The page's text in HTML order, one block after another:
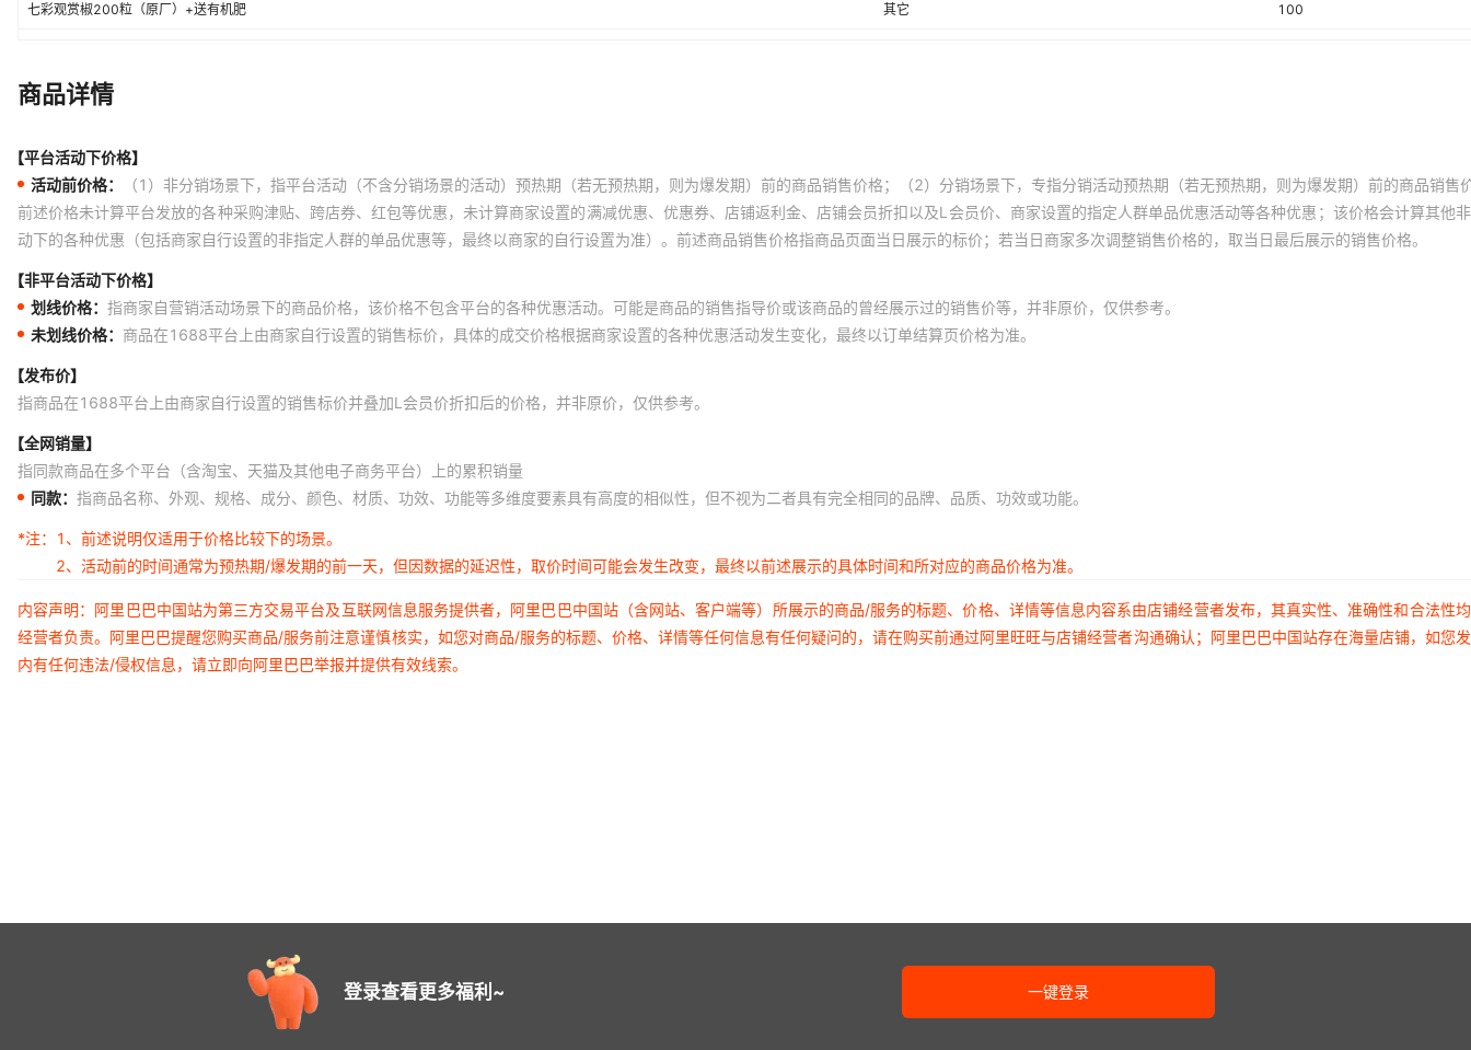
七彩观赏椒200粒（原厂）+送有机肥 其它 100
水果黄瓜约60粒（原厂）+送有机肥
芦笋多次采摘80粒（原厂）+送有机肥
绿贝贝种子15粒（原厂）+送有机肥 其它 100
紫苏种子1包3克（原厂）+送有机肥 其它 100
紫根韭菜约600粒（原厂）+送有机肥
黄秋葵种子5克（原厂）+送有机肥 其它
食用羽衣甘蓝100粒（原厂）+送有机肥
四季小香葱约1000粒（原厂）+送有机肥
香菜种子2000粒（原厂）+送有机肥
大叶空心菜约60粒（原厂）+送有机肥 其它
正品金玉兰菜种1包（原厂）+送有机肥
商品详情
【平台活动下价格】
活动前价格：
（1）非分销场景下，指平台活动（不含分销场景的活动）预热期（若无预热期，则为爆发期）前的商品销售价格；（2）分销场景下，专指分销活动预热期（若无预热期，则为爆发期）前的商品销售
前述价格未计算平台发放的各种采购津贴、跨店券、红包等优惠，未计算商家设置的满减优惠、优惠券、店铺返利金、店铺会员折扣以及L会员价、商家设置的指定人群单品优惠活动等各种优惠；该价格会计算其他
动下的各种优惠（包括商家自行设置的非指定人群的单品优惠等，最终以商家的自行设置为准）。前述商品销售价格指商品页面当日展示的标价；若当日商家多次调整销售价格的，取当日最后展示的销售价格。
【非平台活动下价格】
划线价格： 指商家自营销活动场景下的商品价格，该价格不包含平台的各种优惠活动。可能是商品的销售指导价或该商品的曾经展示过的销售价等，并非原价，仅供参考。
未划线价格： 商品在1688平台上由商家自行设置的销售标价，具体的成交价格根据商家设置的各种优惠活动发生变化，最终以订单结算页价格为准。
【发布价】
指商品在1688平台上由商家自行设置的销售标价并叠加L会员价折扣后的价格，并非原价，仅供参考。
【全网销量】
指同款商品在多个平台（含淘宝、天猫及其他电子商务平台）上的累积销量
同款： 指商品名称、外观、规格、成分、颜色、材质、功效、功能等多维度要素具有高度的相似性，但不视为二者具有完全相同的品牌、品质、功效或功能。
*注：
1、前述说明仅适用于价格比较下的场景。
2、活动前的时间通常为预热期/爆发期的前一天，但因数据的延迟性，取价时间可能会发生改变，最终以前述展示的具体时间和所对应的商品价格为准。
内容声明：阿里巴巴中国站为第三方交易平台及互联网信息服务提供者，阿里巴巴中国站（含网站、客户端等）所展示的商品/服务的标题、价格、详情等信息内容系由店铺经营者发布，其真实性、准确性和合法性
经营者负责。阿里巴巴提醒您购买商品/服务前注意谨慎核实，如您对商品/服务的标题、价格、详情等任何信息有任何疑问的，请在购买前通过阿里旺旺与店铺经营者沟通确认；阿里巴巴中国站存在海量店铺，如您
内有任何违法/侵权信息，请立即向阿里巴巴举报并提供有效线索。
登录查看更多福利~ 一键登录